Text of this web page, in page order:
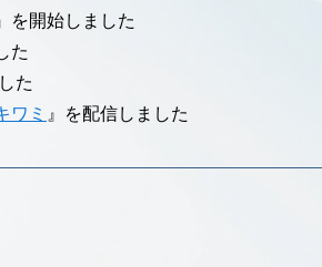
を開始しました
た
た
ワミ 』を配信しました